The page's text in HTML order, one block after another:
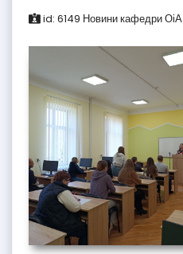
id: 6149 Новини кафедри ОіА